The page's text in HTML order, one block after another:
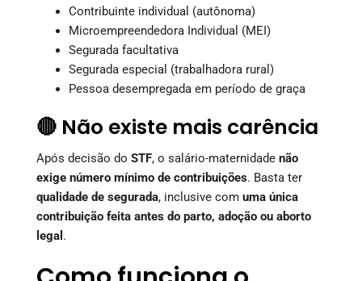
Contribuinte individual (autônoma)
Microempreendedora Individual (MEI)
Segurada facultativa
Segurada especial (trabalhadora rural)
Pessoa desempregada em período de graça
🔴 Não existe mais carência
Após decisão do STF, o salário-maternidade não
exige número mínimo de contribuições. Basta ter
qualidade de segurada, inclusive com uma única
contribuição feita antes do parto, adoção ou aborto
legal .